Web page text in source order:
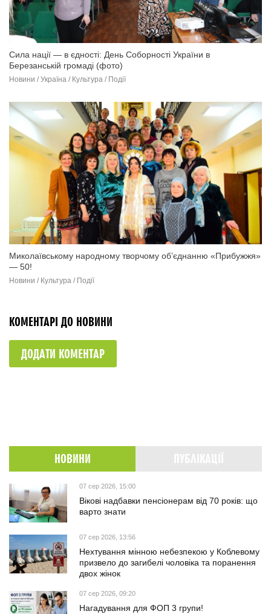
Сила нації — в єдності: День Соборності України в
Березанській громаді (фото)
Новини / Україна / Культура / Події
Миколаївському народному творчому об’єднанню «Прибужжя»
— 50!
Новини / Культура / Події
КОМЕНТАРІ ДО НОВИНИ
ДОДАТИ КОМЕНТАР
НОВИНИ
07 сер 2026, 15:00
Вікові надбавки пенсіонерам від 70 років: що
варто знати
07 сер 2026, 13:56
Нехтування мінною небезпекою у Коблевому
призвело до загибелі чоловіка та поранення
двох жінок
07 сер 2026, 09:20
Нагадування для ФОП 3 групи!